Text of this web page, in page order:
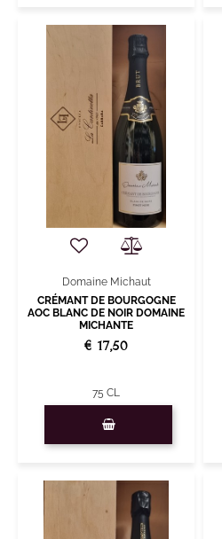
Domaine Michaut
CRÉMANT DE BOURGOGNE
AOC BLANC DE NOIR DOMAINE
MICHANTE
€ 17,50
75 CL